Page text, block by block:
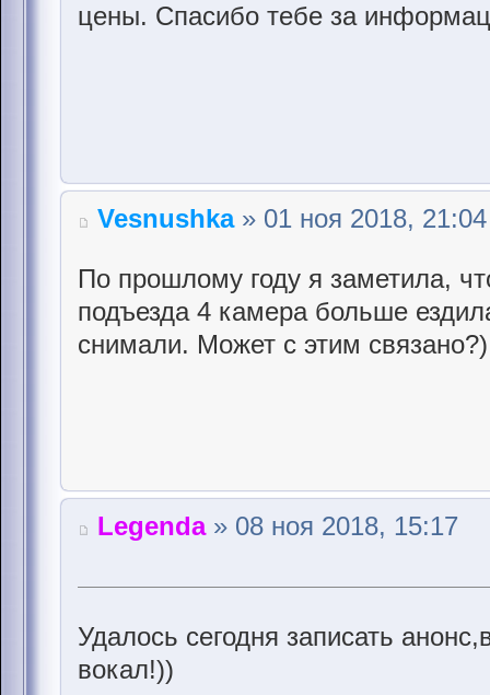
цены. Спасибо тебе за
Vesnushka» 01 ноя 2018, 21:04
По прошлому году я заметила,
подъезда 4 камера больше
снимали. Может с этим связано?)
Legenda» 08 ноя 2018, 15:17
Удалось сегодня записать
вокал!))